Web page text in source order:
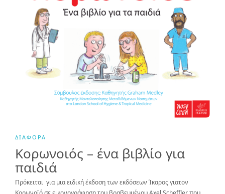
ΔΙΆΦΟΡΑ
Κορωνοιός – ένα βιβλίο για
παιδιά
Πρόκειται για μια ειδική έκδοση των εκδόσεων Ίκαρος γιατον